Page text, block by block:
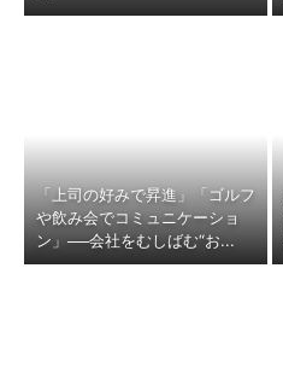
「上司の好みで昇進」「ゴルフ
や飲み会でコミュニケーショ
ン」──会社をむしばむ“お...